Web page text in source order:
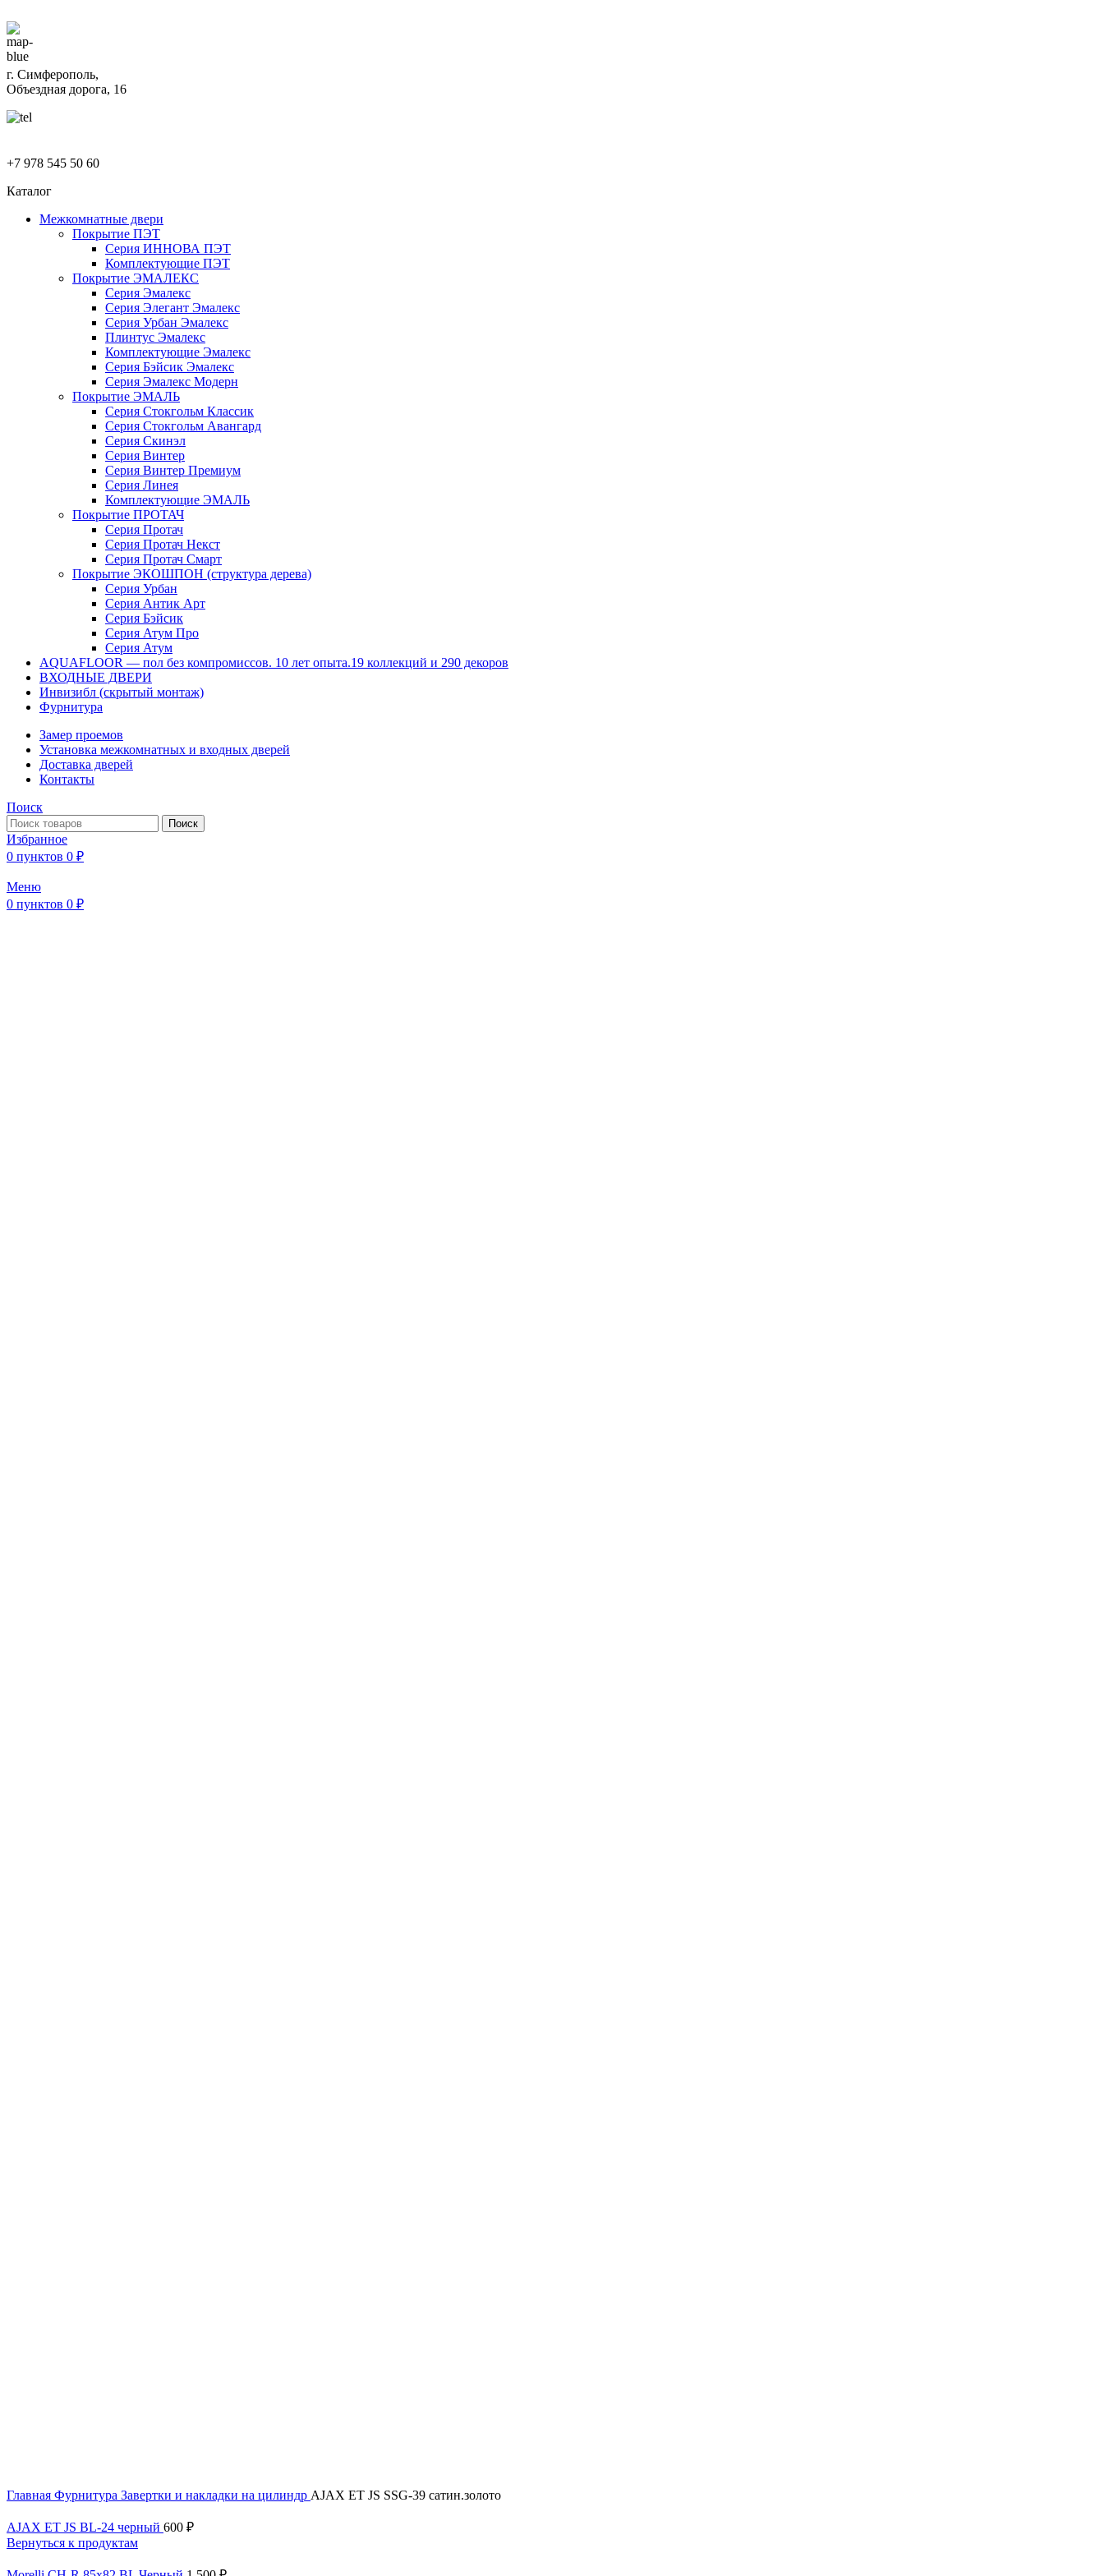
г. Симферополь,
Объездная дорога, 16
+7 978 545 50 60
Каталог
Межкомнатные двери
Покрытие ПЭТ
Серия ИННОВА ПЭТ
Комплектующие ПЭТ
Покрытие ЭМАЛЕКС
Серия Эмалекс
Серия Элегант Эмалекс
Серия Урбан Эмалекс
Плинтус Эмалекс
Комплектующие Эмалекс
Серия Бэйсик Эмалекс
Серия Эмалекс Модерн
Покрытие ЭМАЛЬ
Серия Стокгольм Классик
Серия Стокгольм Авангард
Серия Скинэл
Серия Винтер
Серия Винтер Премиум
Серия Линея
Комплектующие ЭМАЛЬ
Покрытие ПРОТАЧ
Серия Протач
Серия Протач Некст
Серия Протач Смарт
Покрытие ЭКОШПОН (структура дерева)
Серия Урбан
Серия Антик Арт
Серия Бэйсик
Серия Атум Про
Серия Атум
AQUAFLOOR — пол без компромиссов. 10 лет опыта.19 коллекций и 290 декоров
ВХОДНЫЕ ДВЕРИ
Инвизибл (скрытый монтаж)
Фурнитура
Замер проемов
Установка межкомнатных и входных дверей
Доставка дверей
Контакты
Поиск
Поиск
Избранное
0 пунктов 0 ₽
Меню
0 пунктов 0 ₽
Главная Фурнитура Завертки и накладки на цилиндр AJAX ET JS SSG-39 сатин.золото
AJAX ET JS BL-24 черный 600 ₽
Вернуться к продуктам